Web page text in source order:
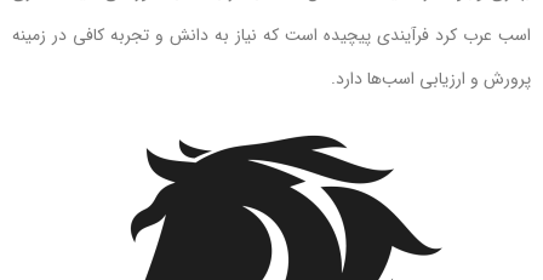
اسب عرب کرد فرآیندی پیچیده است که نیاز به دانش و تجربه کافی در زمینه
پرورش و ارزیابی اسب‌ها دارد.